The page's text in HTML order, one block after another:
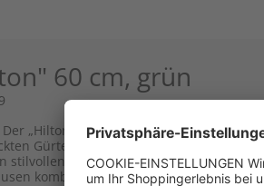
60 cm, grün
„Hilton“-Rock besticht durch seine
Gürtel, der dem Modell eine
stilvollen Auftritt bei Trachtenfesten
kombinieren.